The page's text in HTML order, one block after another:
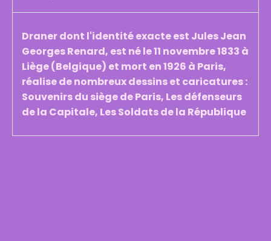
Draner dont l'identité exacte est Jules Jean
Georges Renard, est né le 11 novembre 1833 à
Liège (Belgique) et mort en 1926 à Paris,
réalise de nombreux dessins et caricatures :
Souvenirs du siège de Paris, Les défenseurs
de la Capitale, Les Soldats de la République